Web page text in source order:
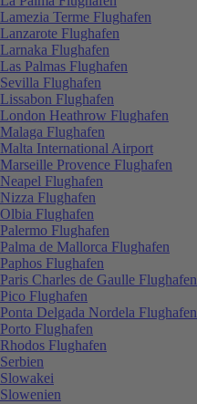
Lamezia Terme Flughafen
Lanzarote Flughafen
Larnaka Flughafen
Las Palmas Flughafen
Sevilla Flughafen
Lissabon Flughafen
London Heathrow Flughafen
Malaga Flughafen
Malta International Airport
Marseille Provence Flughafen
Neapel Flughafen
Nizza Flughafen
Olbia Flughafen
Palermo Flughafen
Palma de Mallorca Flughafen
Paphos Flughafen
Paris Charles de Gaulle Flughafen
Pico Flughafen
Ponta Delgada Nordela Flughafen
Porto Flughafen
Rhodos Flughafen
Serbien
Slowakei
Slowenien